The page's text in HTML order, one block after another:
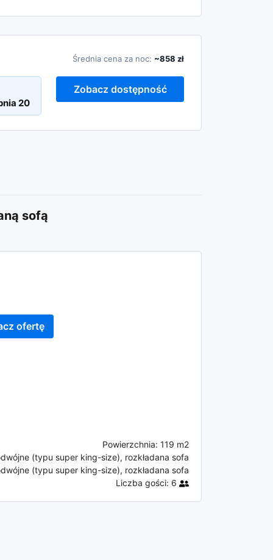
Średnia cena za noc: ~858 zł
Zobacz dostępność
sofą
ofertę
Powierzchnia: 119 m2
(typu super king-size), rozkładana sofa
(typu super king-size), rozkładana sofa
Liczba gości: 6